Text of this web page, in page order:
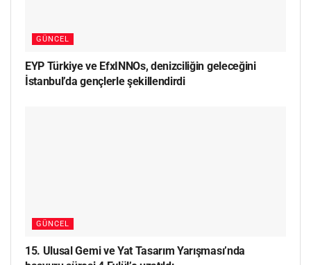
GÜNCEL
EYP Türkiye ve EfxINNOs, denizciliğin geleceğini
İstanbul’da gençlerle şekillendirdi
GÜNCEL
15. Ulusal Gemi ve Yat Tasarım Yarışması’nda